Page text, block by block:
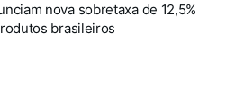
nova sobretaxa de 12,5%
brasileiros